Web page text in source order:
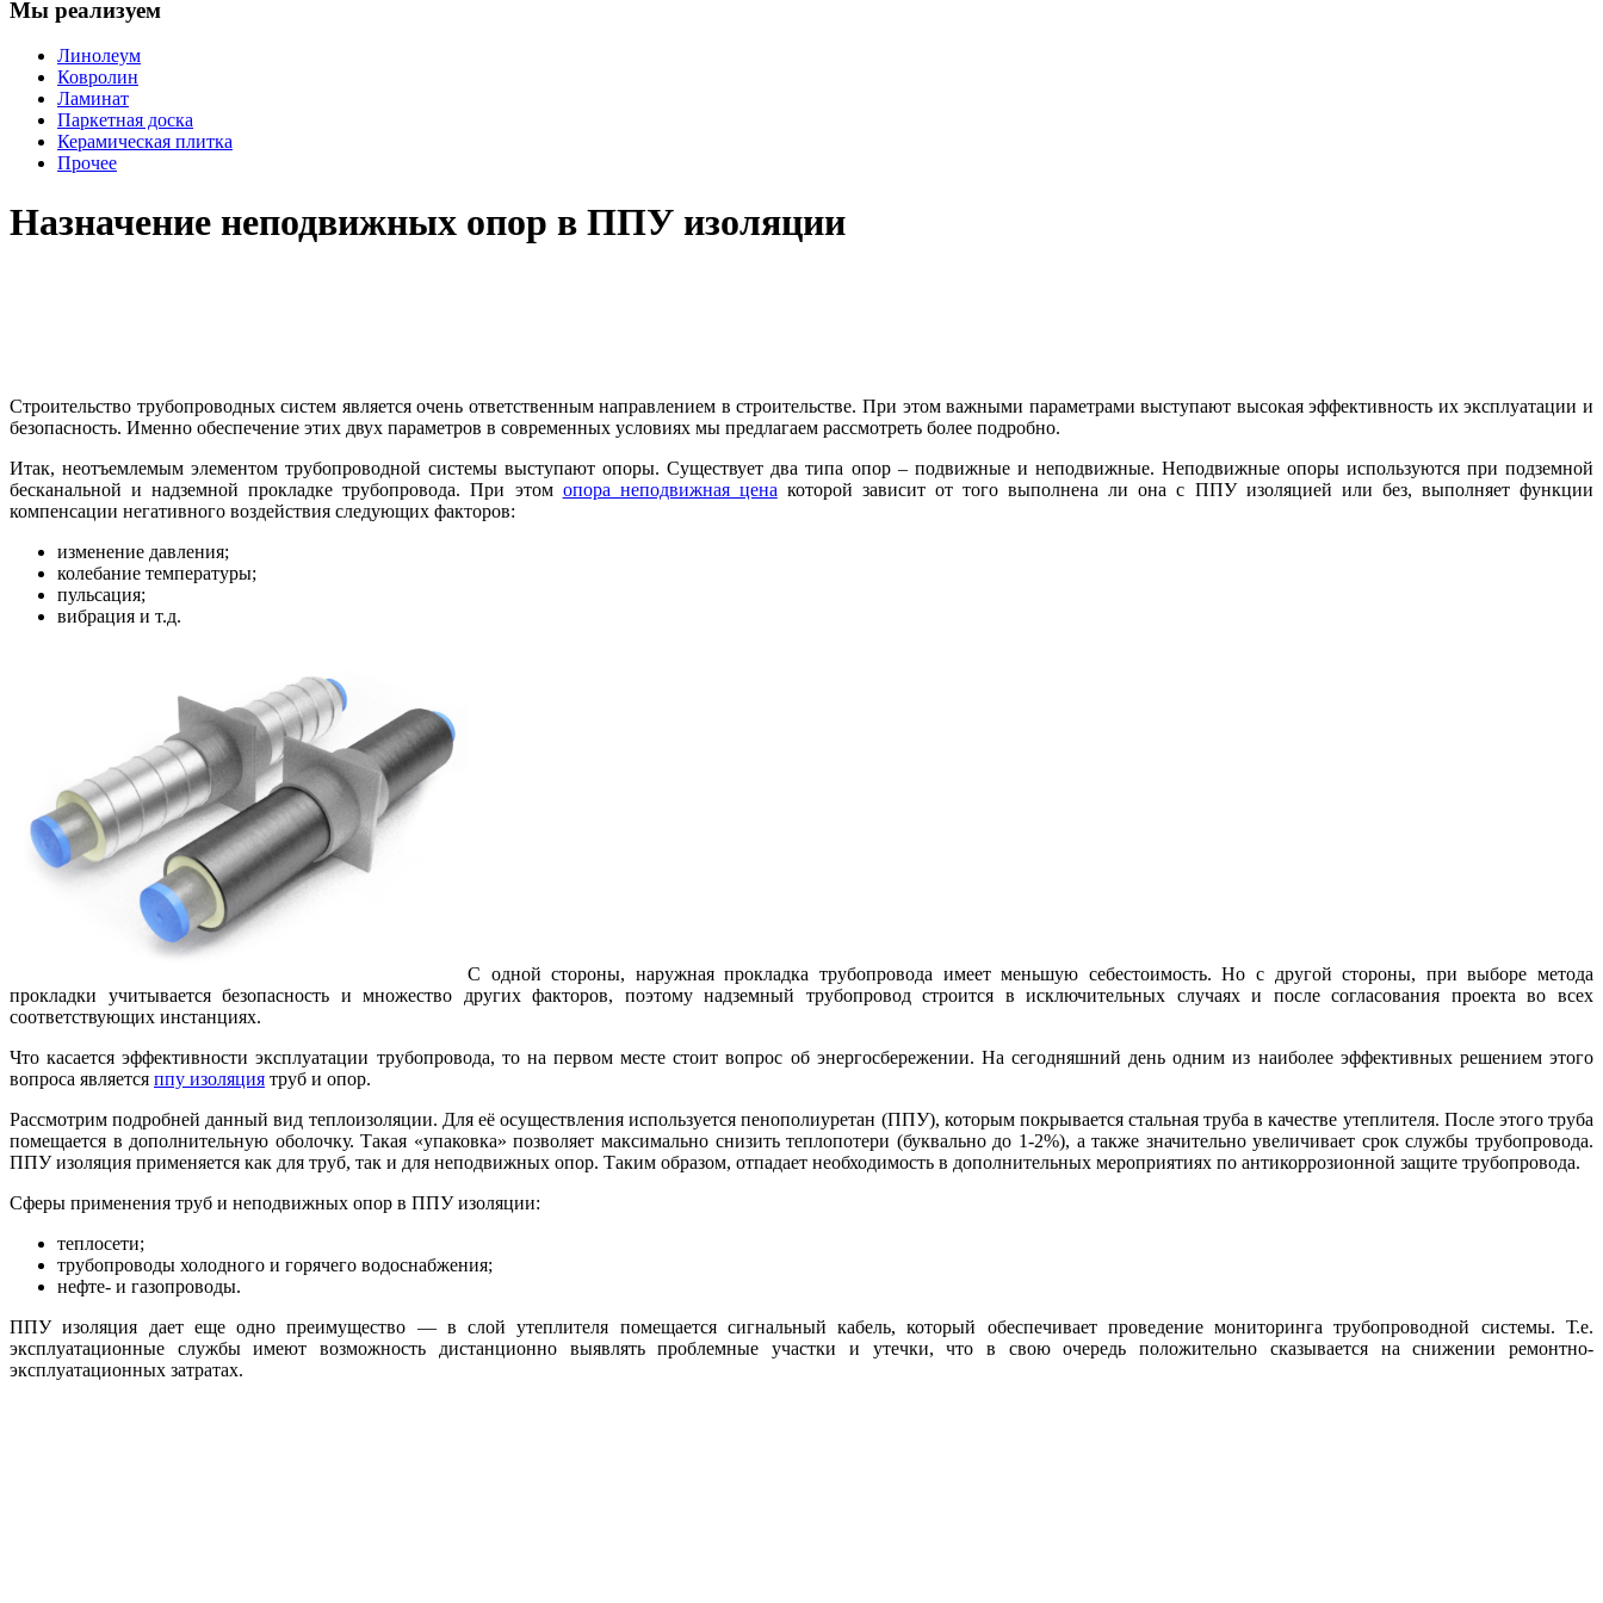
Мы реализуем
Линолеум
Ковролин
Ламинат
Паркетная доска
Керамическая плитка
Прочее
Назначение неподвижных опор в ППУ изоляции
Строительство трубопроводных систем является очень ответственным направлением в строительстве. При этом важными параметрами выступают высокая эффективность их эксплуатации и
безопасность. Именно обеспечение этих двух параметров в современных условиях мы предлагаем рассмотреть более подробно.
Итак, неотъемлемым элементом трубопроводной системы выступают опоры. Существует два типа опор – подвижные и неподвижные. Неподвижные опоры используются при подземной
бесканальной и надземной прокладке трубопровода. При этом опора неподвижная цена которой зависит от того выполнена ли она с ППУ изоляцией или без, выполняет функции
компенсации негативного воздействия следующих факторов:
изменение давления;
колебание температуры;
пульсация;
вибрация и т.д.
С одной стороны, наружная прокладка трубопровода имеет меньшую себестоимость. Но с другой стороны, при выборе метода
прокладки учитывается безопасность и множество других факторов, поэтому надземный трубопровод строится в исключительных случаях и после согласования проекта во всех
соответствующих инстанциях.
Что касается эффективности эксплуатации трубопровода, то на первом месте стоит вопрос об энергосбережении. На сегодняшний день одним из наиболее эффективных решением этого
вопроса является ппу изоляция труб и опор.
Рассмотрим подробней данный вид теплоизоляции. Для её осуществления используется пенополиуретан (ППУ), которым покрывается стальная труба в качестве утеплителя. После этого труба
помещается в дополнительную оболочку. Такая «упаковка» позволяет максимально снизить теплопотери (буквально до 1-2%), а также значительно увеличивает срок службы трубопровода.
ППУ изоляция применяется как для труб, так и для неподвижных опор. Таким образом, отпадает необходимость в дополнительных мероприятиях по антикоррозионной защите трубопровода.
Сферы применения труб и неподвижных опор в ППУ изоляции:
теплосети;
трубопроводы холодного и горячего водоснабжения;
нефте- и газопроводы.
ППУ изоляция дает еще одно преимущество — в слой утеплителя помещается сигнальный кабель, который обеспечивает проведение мониторинга трубопроводной системы. Т.е.
эксплуатационные службы имеют возможность дистанционно выявлять проблемные участки и утечки, что в свою очередь положительно сказывается на снижении ремонтно-
эксплуатационных затратах.